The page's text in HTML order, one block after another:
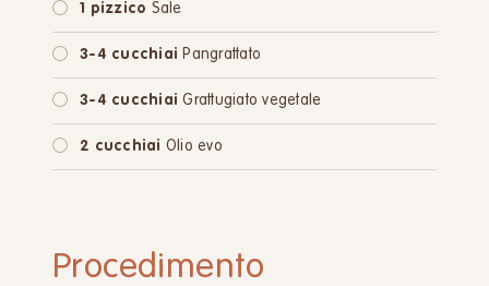
1 pizzico Sale
3-4 cucchiai Pangrattato
3-4 cucchiai Grattugiato vegetale
2 cucchiai Olio evo
Procedimento